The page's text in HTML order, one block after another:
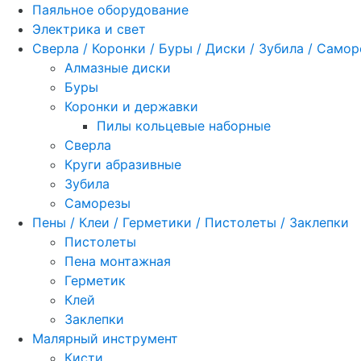
Паяльное оборудование
Электрика и свет
Сверла / Коронки / Буры / Диски / Зубила /
Алмазные диски
Буры
Коронки и державки
Пилы кольцевые наборные
Сверла
Круги абразивные
Зубила
Саморезы
Пены / Клеи / Герметики / Пистолеты / Заклепки
Пистолеты
Пена монтажная
Герметик
Клей
Заклепки
Малярный инструмент
Кисти